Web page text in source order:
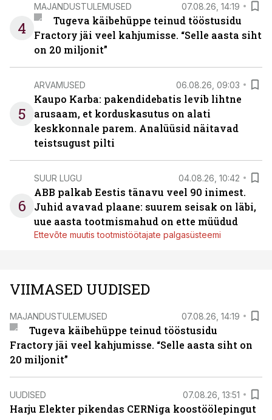
4
MAJANDUSTULEMUSED 07.08.26, 14:19
Tugeva käibehüppe teinud tööstusidu
Fractory jäi veel kahjumisse. “Selle aasta siht
on 20 miljonit”
5
ARVAMUSED 06.08.26, 09:03
Kaupo Karba: pakendidebatis levib lihtne
arusaam, et korduskasutus on alati
keskkonnale parem. Analüüsid näitavad
teistsugust pilti
6
SUUR LUGU 04.08.26, 10:42
ABB palkab Eestis tänavu veel 90 inimest.
Juhid avavad plaane: suurem seisak on läbi,
uue aasta tootmismahud on ette müüdud
Ettevõte muutis tootmistöötajate palgasüsteemi
VIIMASED UUDISED
MAJANDUSTULEMUSED 07.08.26, 14:19
Tugeva käibehüppe teinud tööstusidu
Fractory jäi veel kahjumisse. “Selle aasta siht on
20 miljonit”
UUDISED 07.08.26, 13:51
Harju Elekter pikendas CERNiga koostöölepingut